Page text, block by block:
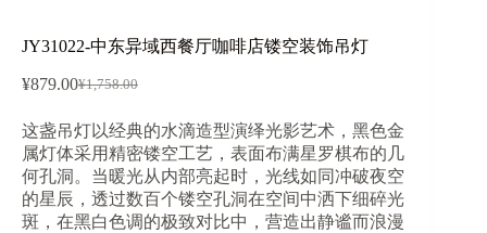
JY31022-中东异域西餐厅咖啡店镂空装饰吊灯
¥1,758.00
原
为：
¥1,758.00。
¥879.00当
价
格
为：
¥879.00。
这盏吊灯以经典的水滴造型演绎光影艺术，黑色金
属灯体采用精密镂空工艺，表面布满星罗棋布的几
何孔洞。当暖光从内部亮起时，光线如同冲破夜空
的星辰，透过数百个镂空孔洞在空间中洒下细碎光
斑，在黑白色调的极致对比中，营造出静谧而浪漫